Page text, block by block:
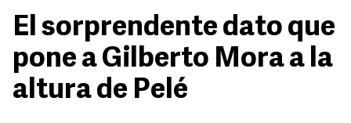
El sorprendente dato que
pone a Gilberto Mora a la
altura de Pelé